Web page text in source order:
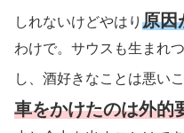
しれないけどやはり 原因
わけで。サウスも生まれ
し、酒好きなことは悪い
車をかけたのは外的